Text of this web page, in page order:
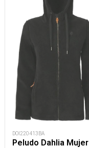
DOI220413BA
Peludo Dahlia Mujer